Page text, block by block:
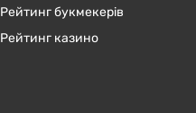
Рейтинг букмекерів
Рейтинг казино